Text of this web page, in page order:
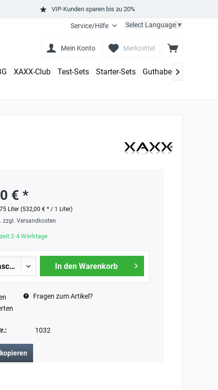
VIP-Kunden sparen bis zu 20%
Service/Hilfe Select Language ▼
Merkzettel
Mein Konto
XAXX-Club Test-Sets Starter-Sets Guthaben aufladen

€ *
Liter (532,00 € * / 1 Liter)
zzgl. Versandkosten
2-4 Werktage
In den Warenkorb
Fragen zum Artikel?
1032